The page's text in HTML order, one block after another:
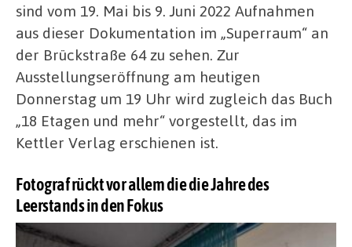
sind vom 19. Mai bis 9. Juni 2022 Aufnahmen
aus dieser Dokumentation im „Superraum“ an
der Brückstraße 64 zu sehen. Zur
Ausstellungseröffnung am heutigen
Donnerstag um 19 Uhr wird zugleich das Buch
„18 Etagen und mehr“ vorgestellt, das im
Kettler Verlag erschienen ist.
Fotograf rückt vor allem die die Jahre des
Leerstands in den Fokus